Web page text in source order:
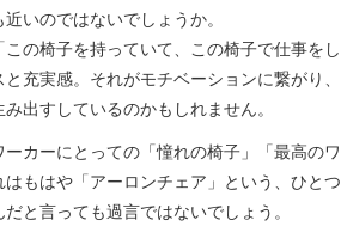
いのではないでしょうか。
の椅子を持っていて、この椅子で仕事をし
充実感。それがモチベーションに繋がり、
出すしているのかもしれません。
カーにとっての「憧れの椅子」「最高のワ
もはや「アーロンチェア」という、ひとつ
と言っても過言ではないでしょう。